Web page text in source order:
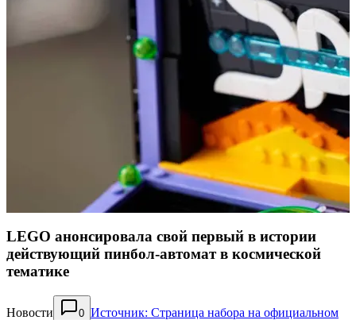
LEGO анонсировала свой первый в истории
действующий пинбол-автомат в космической
тематике
Новости 0 Источник: Страница набора на официальном